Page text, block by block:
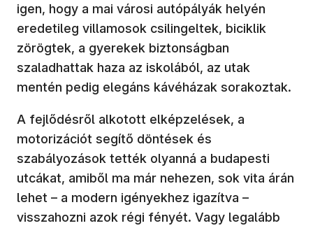
igen, hogy a mai városi autópályák helyén
eredetileg villamosok csilingeltek, biciklik
zörögtek, a gyerekek biztonságban
szaladhattak haza az iskolából, az utak
mentén pedig elegáns kávéházak sorakoztak.
A fejlődésről alkotott elképzelések, a
motorizációt segítő döntések és
szabályozások tették olyanná a budapesti
utcákat, amiből ma már nehezen, sok vita árán
lehet – a modern igényekhez igazítva –
visszahozni azok régi fényét. Vagy legalább